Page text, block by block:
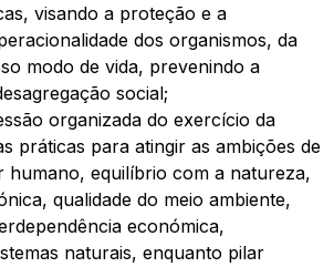
visando a proteção e a
dos organismos, da
modo de vida, prevenindo a
social;
organizada do exercício da
práticas para atingir as ambições de
humano, equilíbrio com a natureza,
qualidade do meio ambiente,
económica,
naturais, enquanto pilar